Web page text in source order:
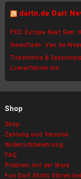
Die
auf
der
gewählt
dartn.de Dart
PDC Europe Next
Newsflash: Van de
Ticketinfos &
Losverfahren ein
Shop
Shop
Zahlung und Versand
Widerrufsbelehrung
FAQ
Problem mit der Ware
Fun Dart Shirts Stores